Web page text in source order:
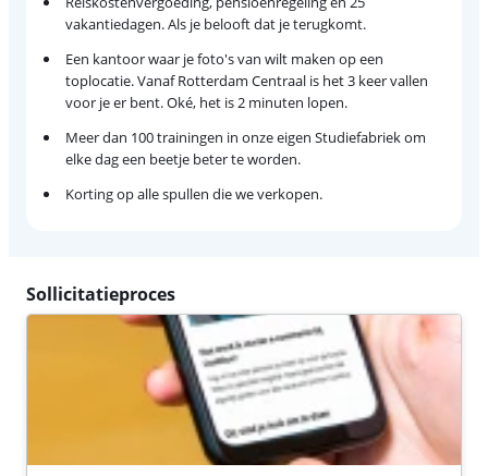
vakantiedagen. Als je belooft dat je terugkomt.
Een kantoor waar je foto's van wilt maken op een
toplocatie. Vanaf Rotterdam Centraal is het 3 keer vallen
voor je er bent. Oké, het is 2 minuten lopen.
Meer dan 100 trainingen in onze eigen Studiefabriek om
elke dag een beetje beter te worden.
Korting op alle spullen die we verkopen.
Sollicitatieproces
SOLLICITEREN
Laat je gegevens achter en je hoort zo snel mogelijk of je
doorgaat naar de volgende ronde.